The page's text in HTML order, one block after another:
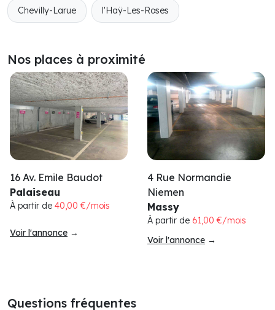
Chevilly-Larue​ l'Haÿ-Les-Roses
Nos places à proximité
16 Av. Emile Baudot
Palaiseau
À partir de 40,00 €/mois
Voir l'annonce →
4 Rue Normandie
Niemen
Massy
À partir de 61,00 €/mois
Voir l'annonce →
Questions fréquentes